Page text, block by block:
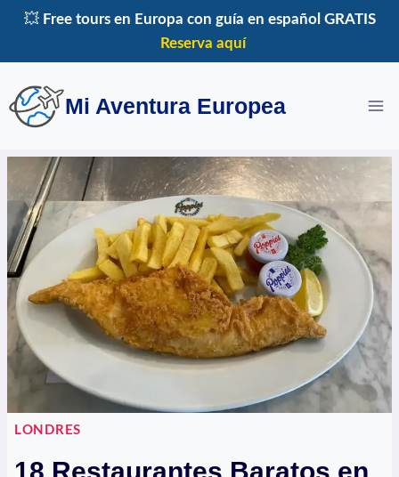
Saltar
💥 Free tours en Europa con guía en español GRATIS
Reserva aquí
Mi Aventura Europea
LONDRES
18 Restaurantes Baratos en